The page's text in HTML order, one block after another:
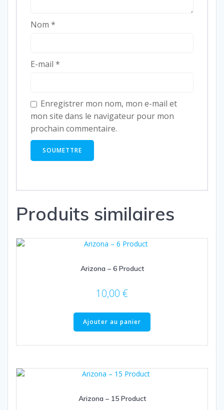
Nom *
E-mail *
Enregistrer mon nom, mon e-mail et
mon site dans le navigateur pour mon
prochain commentaire.
Produits similaires
Arizona – 6 Product
10,00 €
Ajouter au panier
Arizona – 15 Product